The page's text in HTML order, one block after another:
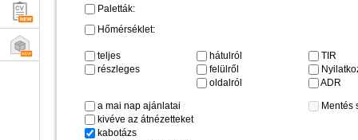
Paletták:
Hőmérséklet:
teljes
részleges
hátulról
felülről
oldalról
TIR
ADR
a mai nap ajánlatai
kivéve az átnézetteket
kabotázs
Mentés